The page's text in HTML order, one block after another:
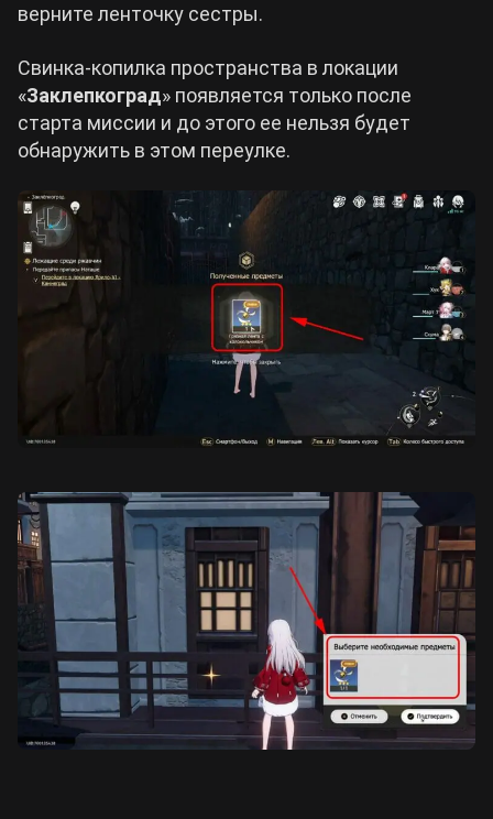
верните ленточку сестры.
Свинка-копилка пространства в локации
«Заклепкоград» появляется только после
старта миссии и до этого ее нельзя будет
обнаружить в этом переулке.